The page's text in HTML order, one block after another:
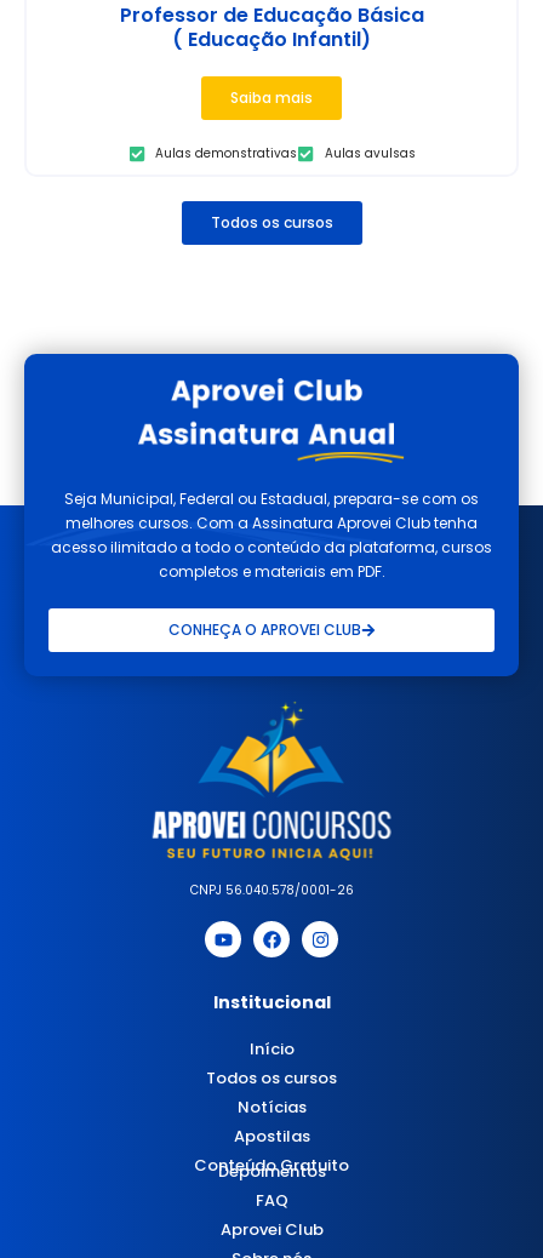
Professor de Educação Básica
( Educação Infantil)
Saiba mais
Aulas demonstrativas Aulas avulsas
Todos os cursos
Seja Municipal, Federal ou Estadual, prepara-se com os
melhores cursos. Com a Assinatura Aprovei Club tenha
acesso ilimitado a todo o conteúdo da plataforma, cursos
completos e materiais em PDF.
CONHEÇA O APROVEI CLUB
CNPJ 56.040.578/0001-26
Institucional
Início
Todos os cursos
Notícias
Apostilas
Conteúdo Gratuito
Depoimentos
FAQ
Aprovei Club